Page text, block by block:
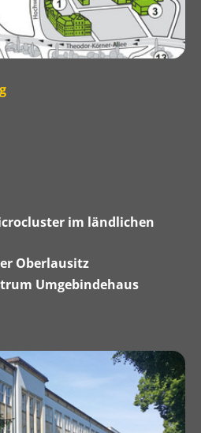
im ländlichen
Oberlausitz
Umgebindehaus